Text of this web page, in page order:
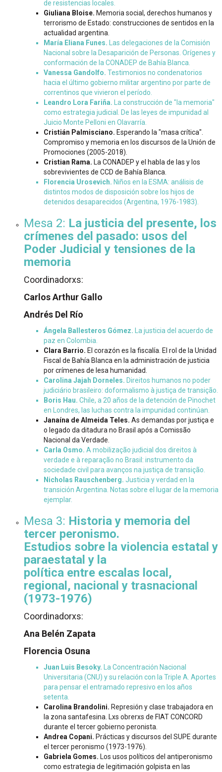
de resistencias locales.
Giuliana Bloise. Memoria social, derechos humanos y
terrorismo de Estado: construcciones de sentidos en la
actualidad argentina.
María Eliana Funes. Las delegaciones de la Comisión
Nacional sobre la Desaparición de Personas. Orígenes y
conformación de la CONADEP de Bahía Blanca.
Vanessa Gandolfo. Testimonios no condenatorios
hacia el último gobierno militar argentino por parte de
correntinos que vivieron el período.
Leandro Lora Fariña. La construcción de "la memoria"
como estrategia judicial. De las leyes de impunidad al
Juicio Monte Pelloni en Olavarría.
Cristián Palmisciano. Esperando la "masa crítica".
Compromiso y memoria en los discursos de la Unión de
Promociones (2005-2018).
Cristian Rama. La CONADEP y el habla de las y los
sobrevivientes de CCD de Bahía Blanca.
Florencia Urosevich. Niños en la ESMA: análisis de
distintos modos de disposición sobre los hijos de
detenidos desaparecidos (Argentina, 1976-1983).
Mesa 2: La justicia del presente, los
crímenes del pasado: usos del
Poder Judicial y tensiones de la
memoria
Coordinadorxs:
Carlos Arthur Gallo
Andrés Del Río
Ángela Ballesteros Gómez. La justicia del acuerdo de
paz en Colombia.
Clara Barrio. El corazón es la fiscalía. El rol de la Unidad
Fiscal de Bahía Blanca en la administración de justicia
por crímenes de lesa humanidad.
Carolina Jajah Dorneles. Direitos humanos no poder
judiciário brasileiro: doformalismo à justiça de transição.
Boris Hau. Chile, a 20 años de la detención de Pinochet
en Londres, las luchas contra la impunidad continúan.
Janaína de Almeida Teles. As demandas por justiça e
o legado da ditadura no Brasil após a Comissão
Nacional da Verdade.
Carla Osmo. A mobilização judicial dos direitos à
verdade e à reparação no Brasil: instrumento da
sociedade civil para avanços na justiça de transição.
Nicholas Rauschenberg. Justicia y verdad en la
transición Argentina. Notas sobre el lugar de la memoria
ejemplar.
Mesa 3: Historia y memoria del
tercer peronismo.
Estudios sobre la violencia estatal y
paraestatal y la
política entre escalas local,
regional, nacional y trasnacional
(1973-1976)
Coordinadorxs:
Ana Belén Zapata
Florencia Osuna
Juan Luis Besoky. La Concentración Nacional
Universitaria (CNU) y su relación con la Triple A. Aportes
para pensar el entramado represivo en los años
setenta.
Carolina Brandolini. Represión y clase trabajadora en
la zona santafesina. Lxs obrerxs de FIAT CONCORD
durante el tercer gobierno peronista.
Andrea Copani. Prácticas y discursos del SUPE durante
el tercer peronismo (1973-1976).
Gabriela Gomes. Los usos políticos del antiperonismo
como estrategia de legitimación golpista en las